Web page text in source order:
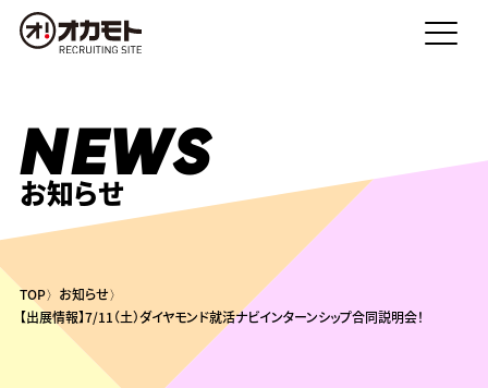
NEWS
お知らせ
TOP
お知らせ
【出展情報】7/11（土）ダイヤモンド就活ナビインターンシップ合同説明会！